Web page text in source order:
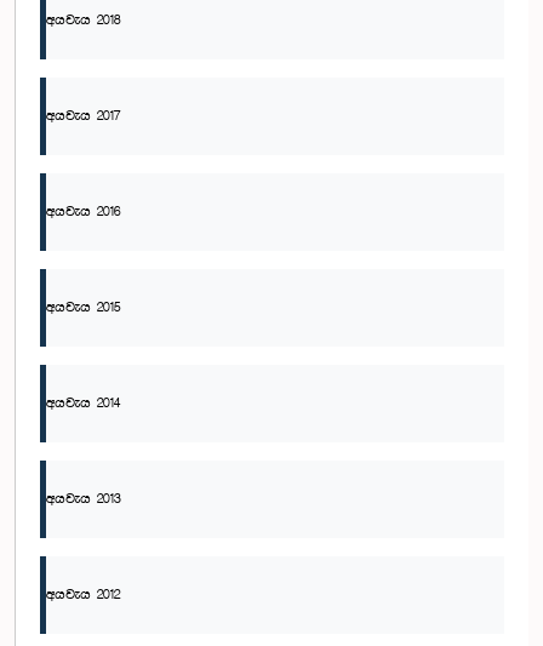
අයවැය 2018
අයවැය 2017
අයවැය 2016
අයවැය 2015
අයවැය 2014
අයවැය 2013
අයවැය 2012